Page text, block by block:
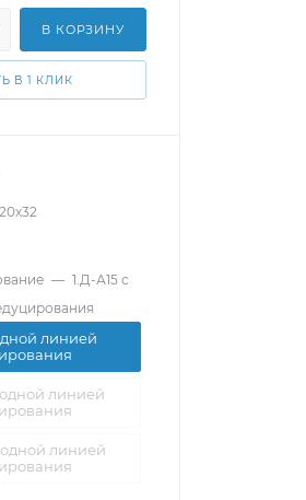
В КОРЗИНУ
В 1 КЛИК
20х32
— 1.Д-А15 с
линией
линией
одной линией